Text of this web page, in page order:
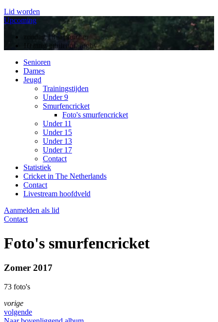
Lid worden
Upcoming
zondag 13 september
10 jarig jubileum, rugby
Senioren
Dames
Jeugd
Trainingstijden
Under 9
Smurfencricket
Foto's smurfencricket
Under 11
Under 15
Under 13
Under 17
Contact
Statistiek
Cricket in The Netherlands
Contact
Livestream hoofdveld
Aanmelden als lid
Contact
Foto's smurfencricket
Zomer 2017
73 foto's
vorige
volgende